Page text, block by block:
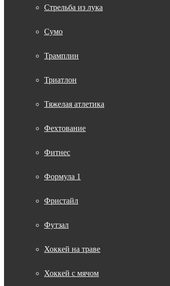
Стрельба из лука
Сумо
Трамплин
Триатлон
Тяжелая атлетика
Фехтование
Фитнес
Формула 1
Фристайл
Футзал
Хоккей на траве
Хоккей с мячом